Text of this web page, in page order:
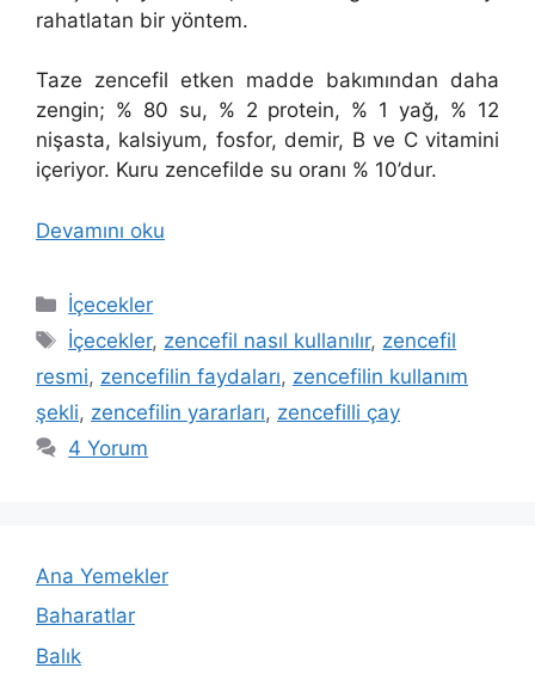
rahatlatan bir yöntem.
Taze zencefil etken madde bakımından daha
zengin; % 80 su, % 2 protein, % 1 yağ, % 12
nişasta, kalsiyum, fosfor, demir, B ve C vitamini
içeriyor. Kuru zencefilde su oranı % 10’dur.
Devamını oku
Kategoriler
İçecekler
Etiketler
İçecekler, zencefil nasıl kullanılır, zencefil
resmi, zencefilin faydaları, zencefilin kullanım
şekli, zencefilin yararları, zencefilli çay
4 Yorum
Ana Yemekler
Baharatlar
Balık